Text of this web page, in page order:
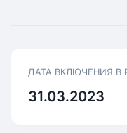
ДАТА ВКЛЮЧЕНИЯ В
31.03.2023